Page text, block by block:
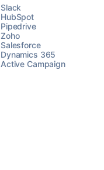
Slack
HubSpot
Pipedrive
Zoho
Salesforce
Dynamics 365
Active Campaign